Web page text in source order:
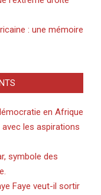
: une mémoire
en Afrique
avec les aspirations
symbole des
Faye veut-il sortir